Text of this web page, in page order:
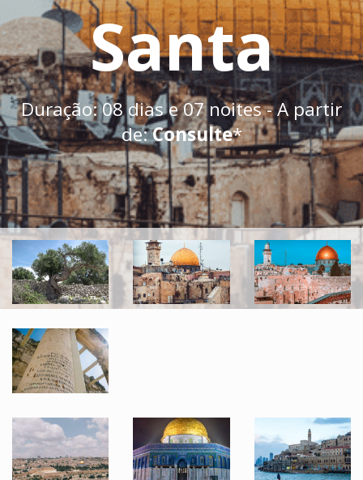
Santa
Duração: 08 dias e 07 noites - A partir
de:Consulte*